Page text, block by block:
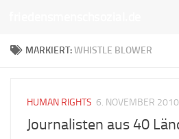
MARKIERT:WHISTLE BLOWER
HUMAN RIGHTS 6. NOVEMBER 2010
Journalisten aus 40